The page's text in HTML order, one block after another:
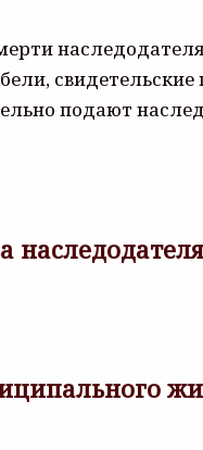
свидетельские
подают